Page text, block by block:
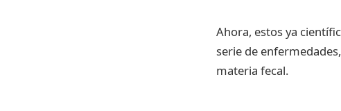
Ahora, estos ya
serie de
materia fecal.